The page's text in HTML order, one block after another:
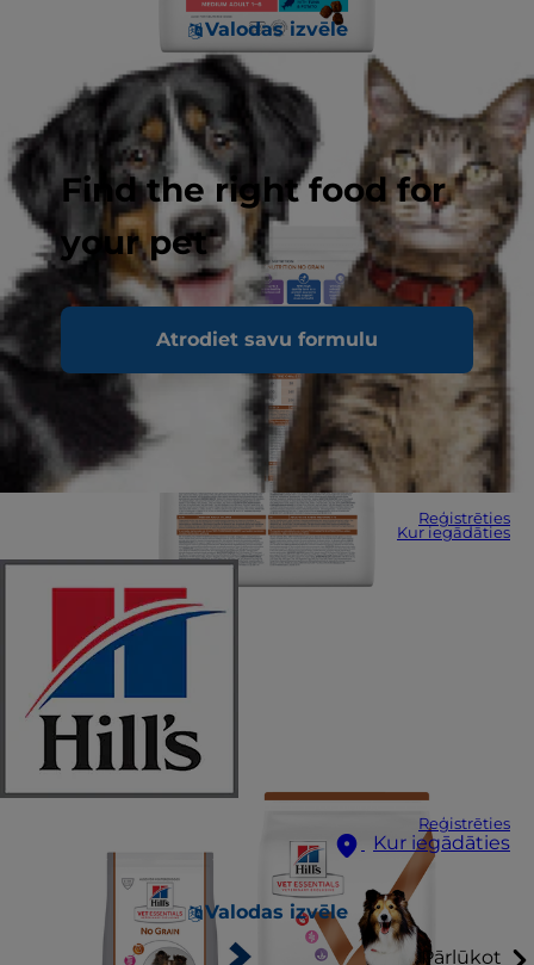
Valodas izvēle
Find the right food for
your pet
Atrodiet savu formulu
Reģistrēties
Kur iegādāties
Reģistrēties
Kur iegādāties
Valodas izvēle
Pārlūkot